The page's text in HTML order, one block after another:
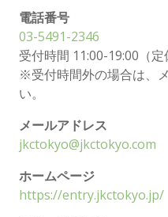
電話番号
03-5491-2346
受付時間 11:00-19:00（定
※受付時間外の場合は、
い。
メールアドレス
jkctokyo@jkctokyo.com
ホームページ
https://entry.jkctokyo.jp/